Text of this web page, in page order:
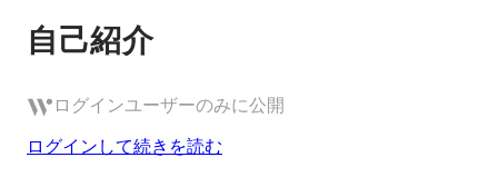
自己紹介
ログインユーザーのみに公開
ログインして続きを読む